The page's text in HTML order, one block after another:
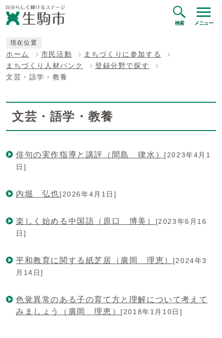
検索 メニュー
現在位置
ホーム 市民活動
まちづくりに参加する
まちづくり人材バンク
登録分野で探す
文芸・語学・教養
文芸・語学・教養
俳句の実作指導と講評（間島 律水） [2023年4月1
日]
内堀 弘也[2026年4月1日]
楽しく始める中国語（原口 博美）
[2023年6月16
日]
平和教育に関する紙芝居（廣岡 理恵）
[2024年3
月14日]
色覚異常のある子の育て方と理解について考えて
みましょう（廣岡 理恵） [2018年1月10日]